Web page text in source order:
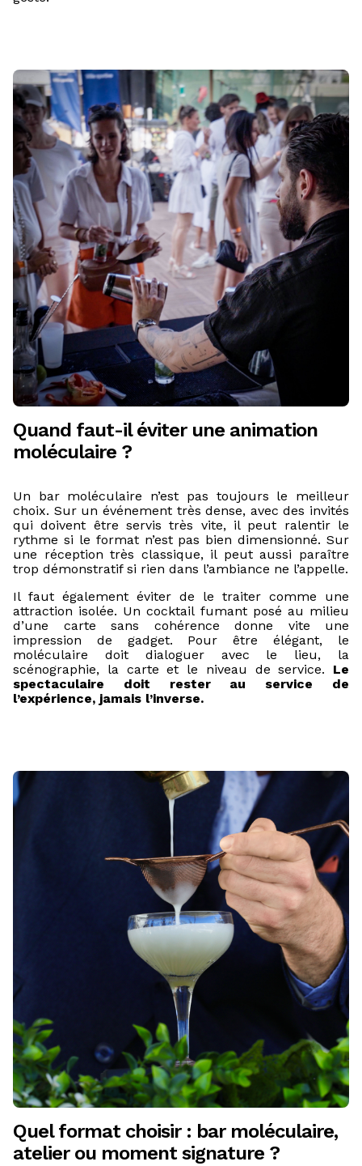
Quand faut-il éviter une animation
moléculaire ?
Un bar moléculaire n’est pas toujours le meilleur
choix. Sur un événement très dense, avec des invités
qui doivent être servis très vite, il peut ralentir le
rythme si le format n’est pas bien dimensionné. Sur
une réception très classique, il peut aussi paraître
trop démonstratif si rien dans l’ambiance ne l’appelle.
Il faut également éviter de le traiter comme une
attraction isolée. Un cocktail fumant posé au milieu
d’une carte sans cohérence donne vite une
impression de gadget. Pour être élégant, le
moléculaire doit dialoguer avec le lieu, la
scénographie, la carte et le niveau de service. Le
spectaculaire doit rester au service de
l’expérience, jamais l’inverse.
Quel format choisir : bar moléculaire,
atelier ou moment signature ?